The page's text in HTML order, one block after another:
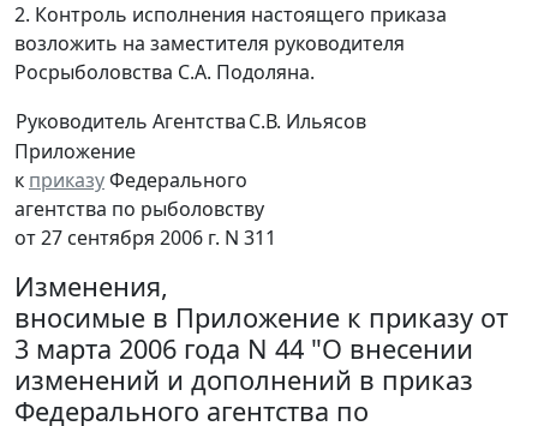
2. Контроль исполнения настоящего приказа
возложить на заместителя руководителя
Росрыболовства С.А. Подоляна.
Руководитель АгентстваС.В. Ильясов
Приложение
к приказуФедерального
агентства по рыболовству
от 27 сентября 2006 г. N 311
Изменения,
вносимые в Приложение к приказу от
3 марта 2006 года N 44 "О внесении
изменений и дополнений в приказ
Федерального агентства по